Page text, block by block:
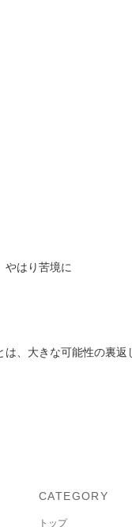
やはり苦境に
は、大きな可能性の裏返
CATEGORY
トップ